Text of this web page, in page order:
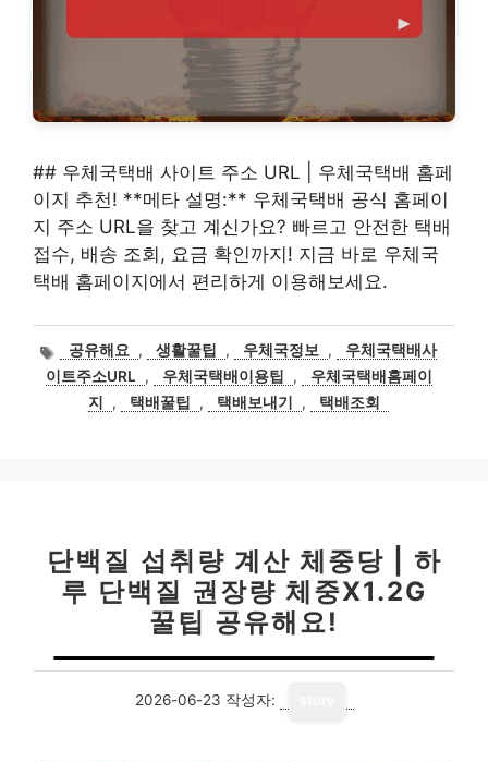
## 우체국택배 사이트 주소 URL | 우체국택배 홈페
이지 추천! **메타 설명:** 우체국택배 공식 홈페이
지 주소 URL을 찾고 계신가요? 빠르고 안전한 택배
접수, 배송 조회, 요금 확인까지! 지금 바로 우체국
택배 홈페이지에서 편리하게 이용해보세요.
태
그
공유해요 , 생활꿀팁 , 우체국정보 ,
우체국택배사
이트주소URL
, 우체국택배이용팁 ,
우체국택배홈페이
지
, 택배꿀팁 , 택배보내기 , 택배조회
단백질 섭취량 계산 체중당 | 하
루 단백질 권장량 체중X1.2G
꿀팁 공유해요!
2026-06-23 작성자: